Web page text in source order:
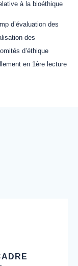
à la bioéthique
d’évaluation des
des
d’éthique
en 1ère lecture